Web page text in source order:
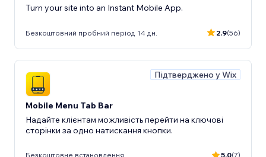
Turn your site into an Instant Mobile App.
Безкоштовний пробний період 14 дн. 2.9(56)
Підтверджено у Wix
Mobile Menu Tab Bar
Надайте клієнтам можливість перейти на ключові
сторінки за одно натискання кнопки.
Безкоштовне встановлення 5.0(7)